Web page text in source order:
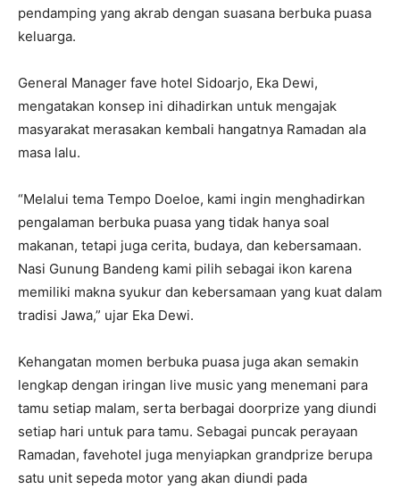
pendamping yang akrab dengan suasana berbuka puasa
keluarga.
General Manager fave hotel Sidoarjo, Eka Dewi,
mengatakan konsep ini dihadirkan untuk mengajak
masyarakat merasakan kembali hangatnya Ramadan ala
masa lalu.
“Melalui tema Tempo Doeloe, kami ingin menghadirkan
pengalaman berbuka puasa yang tidak hanya soal
makanan, tetapi juga cerita, budaya, dan kebersamaan.
Nasi Gunung Bandeng kami pilih sebagai ikon karena
memiliki makna syukur dan kebersamaan yang kuat dalam
tradisi Jawa,” ujar Eka Dewi.
Kehangatan momen berbuka puasa juga akan semakin
lengkap dengan iringan live music yang menemani para
tamu setiap malam, serta berbagai doorprize yang diundi
setiap hari untuk para tamu. Sebagai puncak perayaan
Ramadan, favehotel juga menyiapkan grandprize berupa
satu unit sepeda motor yang akan diundi pada